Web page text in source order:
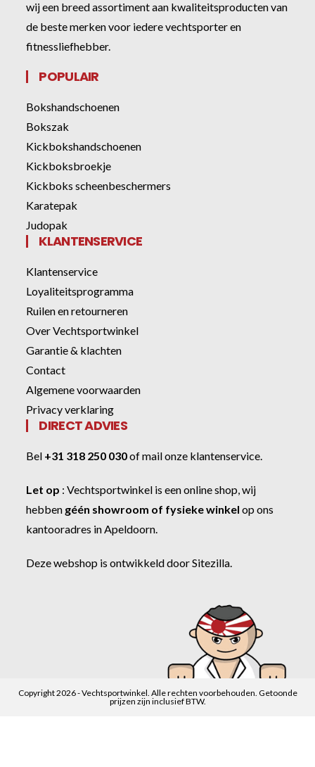
wij een breed assortiment aan kwaliteitsproducten van
de beste merken voor iedere vechtsporter en
fitnessliefhebber.
POPULAIR
Bokshandschoenen
Bokszak
Kickbokshandschoenen
Kickboksbroekje
Kickboks scheenbeschermers
Karatepak
Judopak
KLANTENSERVICE
Klantenservice
Loyaliteitsprogramma
Ruilen en retourneren
Over Vechtsportwinkel
Garantie & klachten
Contact
Algemene voorwaarden
Privacy verklaring
DIRECT ADVIES
Bel +31 318 250 030ofmail onze klantenservice.
Let op :Vechtsportwinkel is een online shop, wij
hebben géén showroom of fysieke winkel op ons
kantooradres in Apeldoorn.
Deze webshop is ontwikkeld doorSitezilla.
Copyright 2026 - Vechtsportwinkel. Alle rechten voorbehouden. Getoonde
prijzen zijn inclusief BTW.